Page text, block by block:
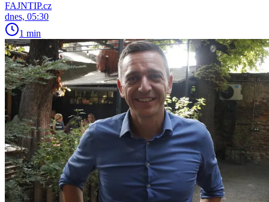
FAJNTIP.cz
dnes, 05:30
1 min